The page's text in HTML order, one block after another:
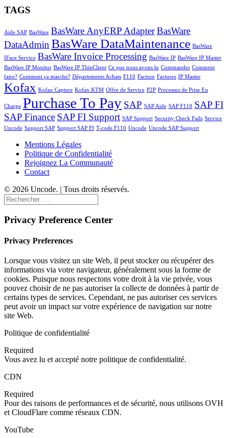
TAGS
Aide SAP BasWare BasWare AnyERP AdapterBasWare
DataAdmin BasWare DataMaintenance BasWare
IFace Service BasWare Invoice Processing BasWare IP BasWare IP Master
BasWare IP Monitor BasWare IP ThinClient Ce que nous avons lu Commandes Comment
faire? Comment ça marche? Départements Achats F110 Facture Factures IP Master
Kofax Kofax Capture Kofax KTM Offre de Service P2P Processus de Prise En
Charge Purchase To Pay SAP SAP Aide SAP F110 SAP FI
SAP Finance SAP FI Support SAP Support Security Check Fails Service
Uncode Support SAP Support SAP FI T-code F110 Uncode Uncode SAP Support
Mentions Légales
Politique de Confidentialité
Rejoignez La Communauté
Contact
© 2026 Uncode. | Tous droits réservés.
Privacy Preference Center
Privacy Preferences
Lorsque vous visitez un site Web, il peut stocker ou récupérer des
informations via votre navigateur, généralement sous la forme de
cookies. Puisque nous respectons votre droit à la vie privée, vous
pouvez choisir de ne pas autoriser la collecte de données à partir de
certains types de services. Cependant, ne pas autoriser ces services
peut avoir un impact sur votre expérience de navigation sur notre
site Web.
Politique de confidentialité
Required
Vous avez lu et accepté notre politique de confidentialité.
CDN
Required
Pour des raisons de performances et de sécurité, nous utilisons OVH
et CloudFlare comme réseaux CDN.
YouTube